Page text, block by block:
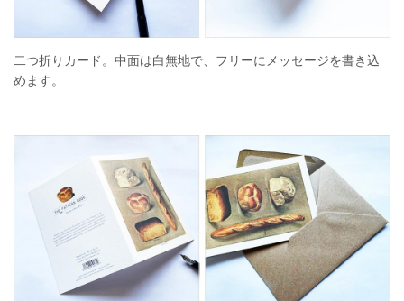
二つ折りカード。中面は白無地で、フリーにメッセージを書き込
めます。